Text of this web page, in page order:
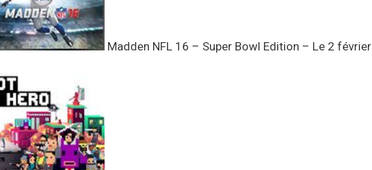
Madden NFL 16 – Super Bowl Edition – Le 2 février